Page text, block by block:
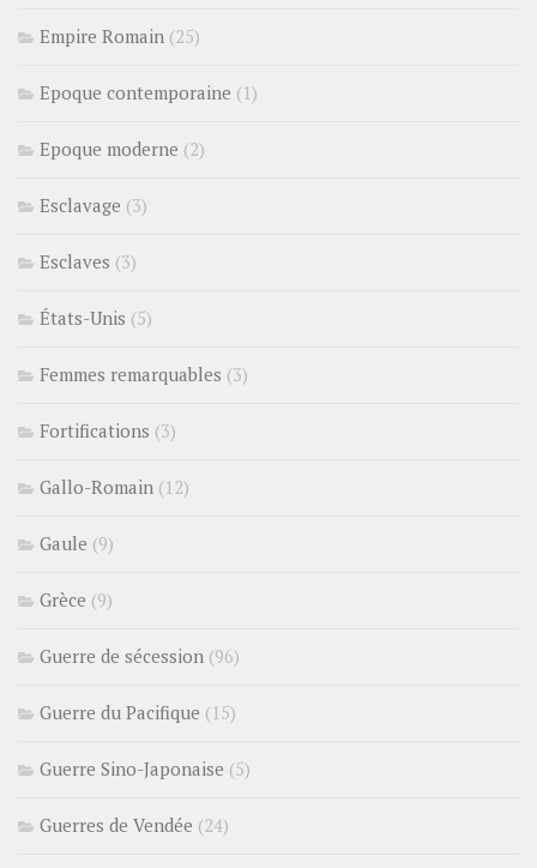
Empire Romain (25)
Epoque contemporaine (1)
Epoque moderne (2)
Esclavage (3)
Esclaves (3)
États-Unis (5)
Femmes remarquables (3)
Fortifications (3)
Gallo-Romain (12)
Gaule (9)
Grèce (9)
Guerre de sécession (96)
Guerre du Pacifique (15)
Guerre Sino-Japonaise (5)
Guerres de Vendée (24)